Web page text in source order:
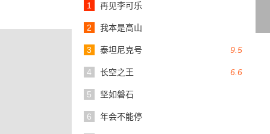
1 再见李可乐
2 我本是高山
9.5
3 泰坦尼克号
6.6
4 长空之王
5 坚如磐石
6 年会不能停